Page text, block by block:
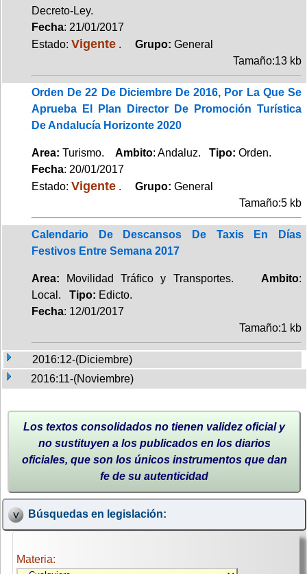
Decreto-Ley.
Fecha: 21/01/2017
Estado: Vigente . Grupo: General
Tamaño:13 kb
Orden De 22 De Diciembre De 2016, Por La Que Se
Aprueba El Plan Director De Promoción Turística
De Andalucía Horizonte 2020
Area: Turismo. Ambito: Andaluz. Tipo: Orden.
Fecha: 20/01/2017
Estado: Vigente . Grupo: General
Tamaño:5 kb
Calendario De Descansos De Taxis En Días
Festivos Entre Semana 2017
Area: Movilidad Tráfico y Transportes. Ambito:
Local. Tipo: Edicto.
Fecha: 12/01/2017
Tamaño:1 kb
2016:12-(Diciembre)
2016:11-(Noviembre)
Los textos consolidados no tienen validez oficial y
no sustituyen a los publicados en los diarios
oficiales, que son los únicos instrumentos que dan
fe de su autenticidad
Búsquedas en legislación:
Materia: